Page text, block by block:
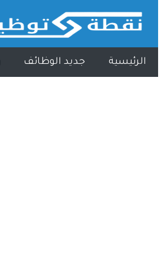
الرئيسية جديد الوظائف